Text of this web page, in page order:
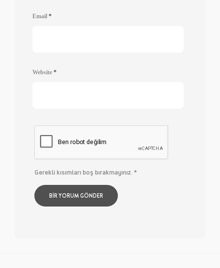
Email *
Website *
Gerekli kısımları boş bırakmayınız.*